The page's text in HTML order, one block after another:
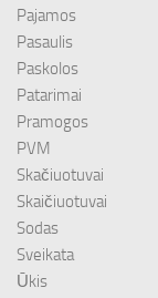
Pajamos
Pasaulis
Paskolos
Patarimai
Pramogos
PVM
Skačiuotuvai
Skaičiuotuvai
Sodas
Sveikata
Ūkis